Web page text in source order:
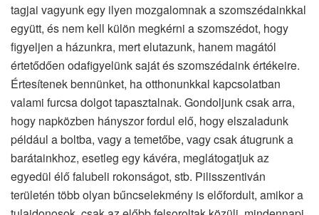
tagjai vagyunk egy ilyen mozgalomnak a szomszédainkkal
együtt, és nem kell külön megkérni a szomszédot, hogy
figyeljen a házunkra, mert elutazunk, hanem magától
értetődően odafigyelünk saját és szomszédaink értékeire.
Értesítenek bennünket, ha otthonunkkal kapcsolatban
valami furcsa dolgot tapasztalnak. Gondoljunk csak arra,
hogy napközben hányszor fordul elő, hogy elszaladunk
például a boltba, vagy a temetőbe, vagy csak átugrunk a
barátainkhoz, esetleg egy kávéra, meglátogatjuk az
egyedül élő falubeli rokonságot, stb. Pilisszentiván
területén több olyan bűncselekmény is előfordult, amikor a